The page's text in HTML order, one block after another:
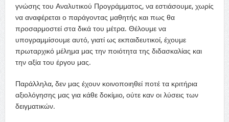
γνώσης του Αναλυτικού Προγράμματος, να εστιάσουμε, χωρίς
να αναφέρεται ο παράγοντας μαθητής και πως θα
προσαρμοστεί στα δικά του μέτρα. Θέλουμε να
υπογραμμίσουμε αυτό, γιατί ως εκπαιδευτικοί, έχουμε
πρωταρχικό μέλημα μας την ποιότητα της διδασκαλίας και
την αξία του έργου μας.
Παράλληλα, δεν μας έχουν κοινοποιηθεί ποτέ τα κριτήρια
αξιολόγησης μας για κάθε δοκίμιο, ούτε καν οι λύσεις των
δειγματικών.